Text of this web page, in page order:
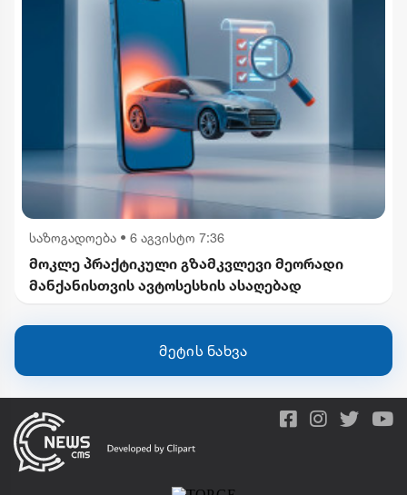
საზოგადოება • 6 აგვისტო 7:36
მოკლე პრაქტიკული გზამკვლევი მეორადი
მანქანისთვის ავტოსესხის ასაღებად
მეტის ნახვა